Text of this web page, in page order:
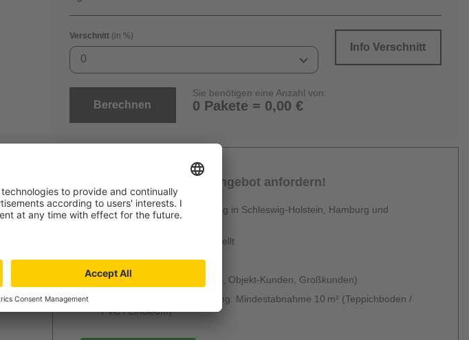
Verschnitt (in %)
0
Info Verschnitt
Berechnen
Sie benötigen eine Anzahl von:
0 Pakete = 0,00 €
Jetzt Ihr persönliches Angebot anfordern!
Verlegung und Dienstleistung in Schleswig-Holstein, Hamburg und
Niedersachsen
Angebot wird kurzfristig erstellt
unverbindlich & kostenlos
Mengenrabatt möglich (B2B, Objekt-Kunden, Großkunden)
Bei Lieferung ohne Verlegung: Mindestabnahme 10 m² (Teppichboden /
PVC / Linoleum)